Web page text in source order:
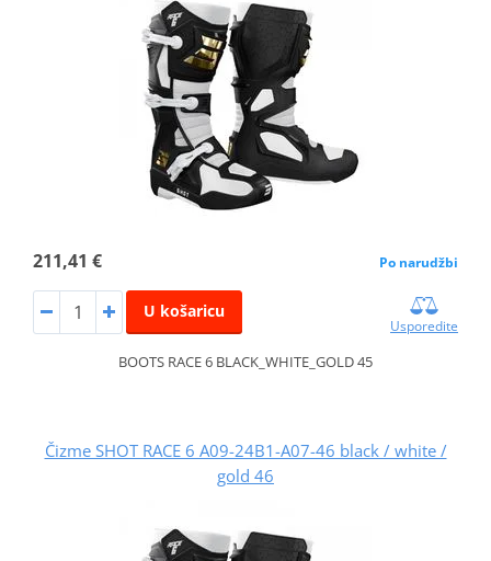
211,41 € Po narudžbi
U košaricu
Usporedite
BOOTS RACE 6 BLACK_WHITE_GOLD 45
Čizme SHOT RACE 6 A09-24B1-A07-46 black / white /
gold 46